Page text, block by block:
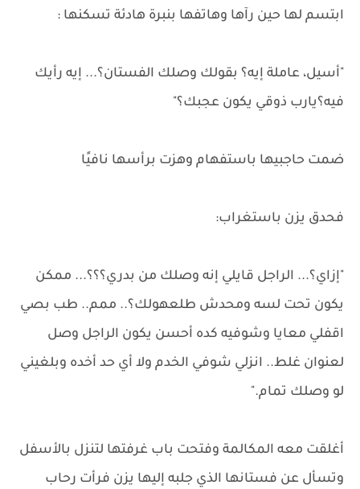
ابتسم لها حين رآها وهاتفها بنبرة هادئة تسكنها :
"أسيل، عاملة إيه؟ بقولك وصلك الفستان؟... إيه رأيك
فيه؟يارب ذوقي يكون عجبك؟"
ضمت حاجبيها باستفهام وهزت برأسها نافيًا
فحدق يزن باستغراب:
"إزاي؟... الراجل قايلي إنه وصلك من بدري؟؟؟... ممكن
يكون تحت لسه ومحدش طلعهولك؟.. ممم.. طب بصي
اقفلي معايا وشوفيه كده أحسن يكون الراجل وصل
لعنوان غلط.. انزلي شوفي الخدم ولا أي حد أخده وبلغيني
لو وصلك تمام."
أغلقت معه المكالمة وفتحت باب غرفتها لتنزل بالأسفل
وتسأل عن فستانها الذي جلبه إليها يزن فرأت رحاب